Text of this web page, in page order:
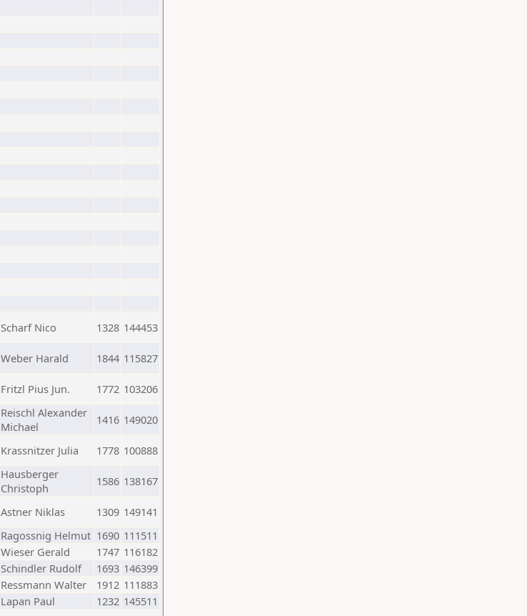
Scharf Nico 1328 144453
Weber Harald 1844 115827
Fritzl Pius Jun. 1772 103206
Reischl Alexander
Michael
1416 149020
Krassnitzer Julia 1778 100888
Hausberger
Christoph
1586 138167
Astner Niklas 1309 149141
Ragossnig Helmut 1690 111511
Wieser Gerald 1747 116182
Schindler Rudolf 1693 146399
Ressmann Walter 1912 111883
Lapan Paul 1232 145511